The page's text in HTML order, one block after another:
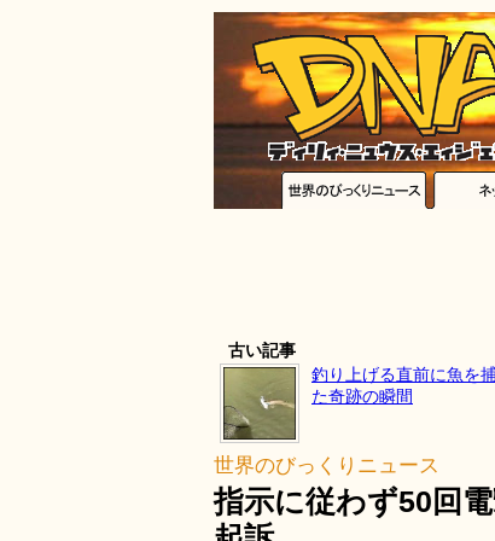
古い記事
釣り上げる直前に魚を
た奇跡の瞬間
世界のびっくりニュース
指示に従わず50回